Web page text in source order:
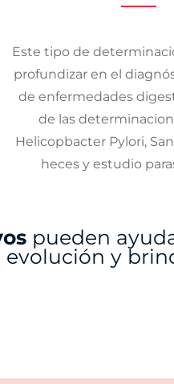
Este tipo de
profundizar en el
de enfermedades
de las
Helicopbacter Pylori,
heces y estudio
pueden
evolución y